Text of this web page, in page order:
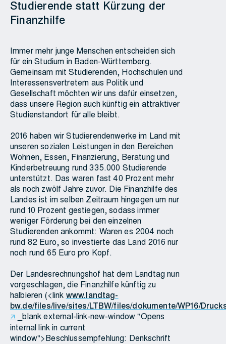
Studierende statt Kürzung der
Finanzhilfe
Immer mehr junge Menschen entscheiden sich
für ein Studium in Baden-Württemberg.
Gemeinsam mit Studierenden, Hochschulen und
Interessensvertretern aus Politik und
Gesellschaft möchten wir uns dafür einsetzen,
dass unsere Region auch künftig ein attraktiver
Studienstandort für alle bleibt.
2016 haben wir Studierendenwerke im Land mit
unseren sozialen Leistungen in den Bereichen
Wohnen, Essen, Finanzierung, Beratung und
Kinderbetreuung rund 335.000 Studierende
unterstützt. Das waren fast 40 Prozent mehr
als noch zwölf Jahre zuvor. Die Finanzhilfe des
Landes ist im selben Zeitraum hingegen um nur
rund 10 Prozent gestiegen, sodass immer
weniger Förderung bei den einzelnen
Studierenden ankommt: Waren es 2004 noch
rund 82 Euro, so investierte das Land 2016 nur
noch rund 65 Euro pro Kopf.
Der Landesrechnungshof hat dem Landtag nun
vorgeschlagen, die Finanzhilfe künftig zu
halbieren (<link www.landtag-
bw.de/files/live/sites/LTBW/files/dokumente/WP16/
_blank external-link-new-window "Opens
internal link in current
window">Beschlussempfehlung: Denkschrift